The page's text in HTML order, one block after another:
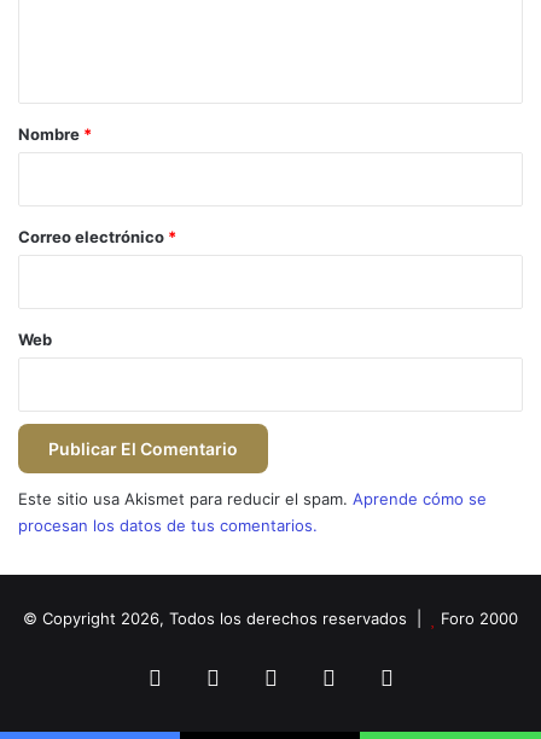
r
*
Nombre *
Correo electrónico *
Web
Este sitio usa Akismet para reducir el spam. Aprende cómo se
procesan los datos de tus comentarios.
© Copyright 2026, Todos los derechos reservados | Foro 2000
Facebook Flickr YouTube